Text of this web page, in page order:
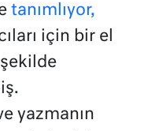
tanımlıyor,
için bir el
yazmanın